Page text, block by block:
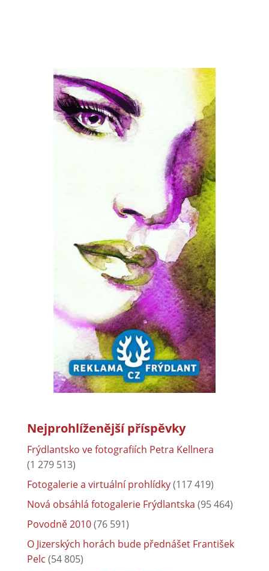
Nejprohlíženější příspěvky
Frýdlantsko ve fotografiích Petra Kellnera
(1 279 513)
Fotogalerie a virtuální prohlídky(117 419)
Nová obsáhlá fotogalerie Frýdlantska (95 464)
Povodně 2010(76 591)
O Jizerských horách bude přednášet František
Pelc (54 805)